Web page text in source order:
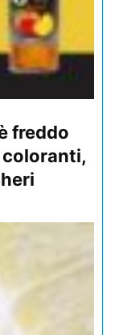
freddo
coloranti,